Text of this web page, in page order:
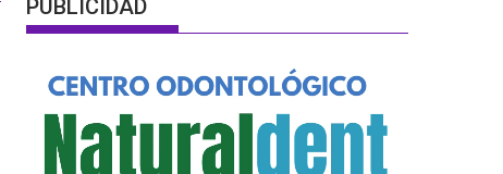
PUBLICIDAD